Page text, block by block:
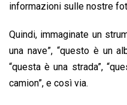
informazioni sulle nostre
Quindi, immaginate un
una nave”, “questo è un
“questa è una strada”,
camion”, e così via.